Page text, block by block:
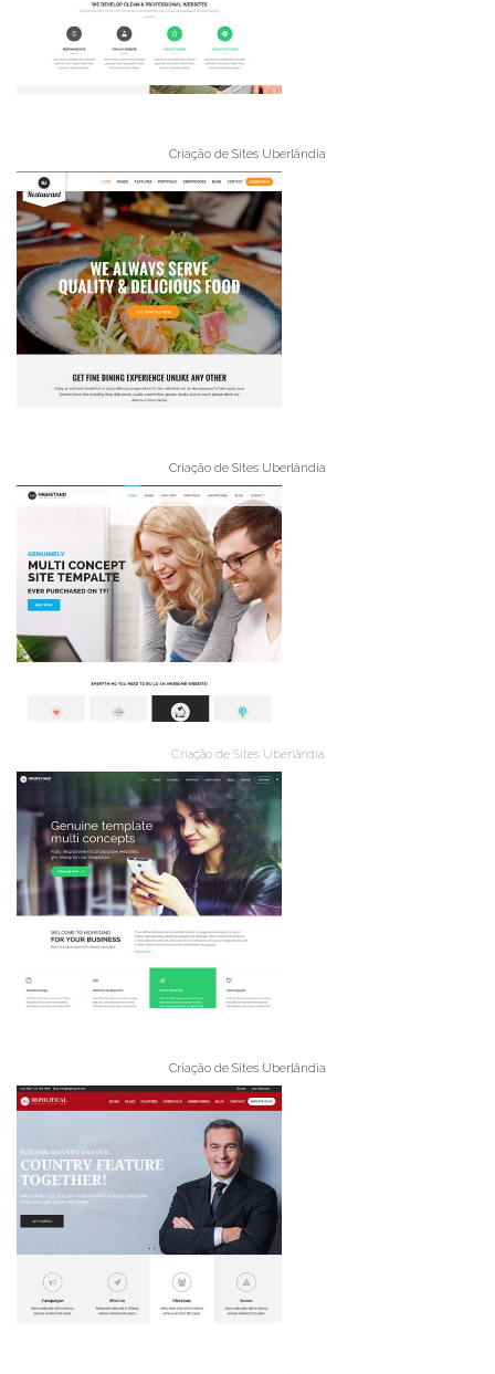
Criação de Sites Uberlândia
Criação de Sites Uberlândia
Criação de Sites Uberlândia
Criação de Sites Uberlândia